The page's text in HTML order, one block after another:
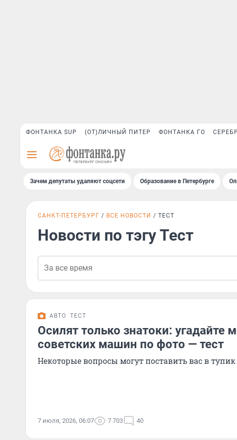
ФОНТАНКА SUP (ОТ)ЛИЧНЫЙ ПИТЕР ФОНТАНКА ГО
Зачем депутаты удаляют соцсети Образование в Петербурге
САНКТ-ПЕТЕРБУРГ ВСЕ НОВОСТИ ТЕСТ
Новости по тэгу Тест
АВТО ТЕСТ
Осилят только знатоки: угадайте
советских машин по фото — тест
Некоторые вопросы могут поставить вас в тупик
7 июля, 2026, 06:07 7 703 40